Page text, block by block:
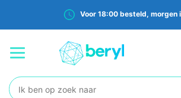
Voor 18:00 besteld, morgen
Zoeken: